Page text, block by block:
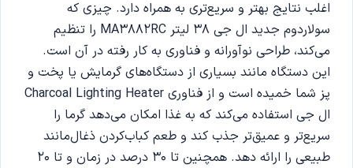
اغلب نتایج بهتر و سریع‌تری به همراه دارد. چیزی که
سولاردوم جدید ال جی 38 لیتر MA3882RC را تنظیم
می‌کند، طراحی نوآورانه و فناوری به کار رفته در آن است.
این دستگاه مانند بسیاری از دستگاه‌های گرمایش یا پخت و
پز شما خمیده است و از فناوری Charcoal Lighting Heater
ال‌ جی استفاده می‌کند که به غذا امکان می‌دهد گرما را
سریع‌تر و عمیق‌تر جذب کند و طعم کباب‌کردن ذغال‌مانند
طبیعی را ارائه دهد. همچنین تا 30 درصد در زمان و تا 20